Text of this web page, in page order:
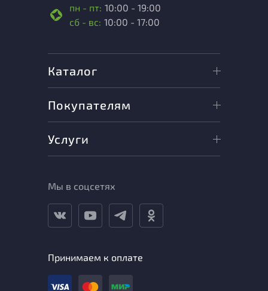
пн - пт: 10:00 - 19:00
сб - вс: 10:00 - 17:00
Каталог
Покупателям
Услуги
Мы в соцсетях
Принимаем к оплате